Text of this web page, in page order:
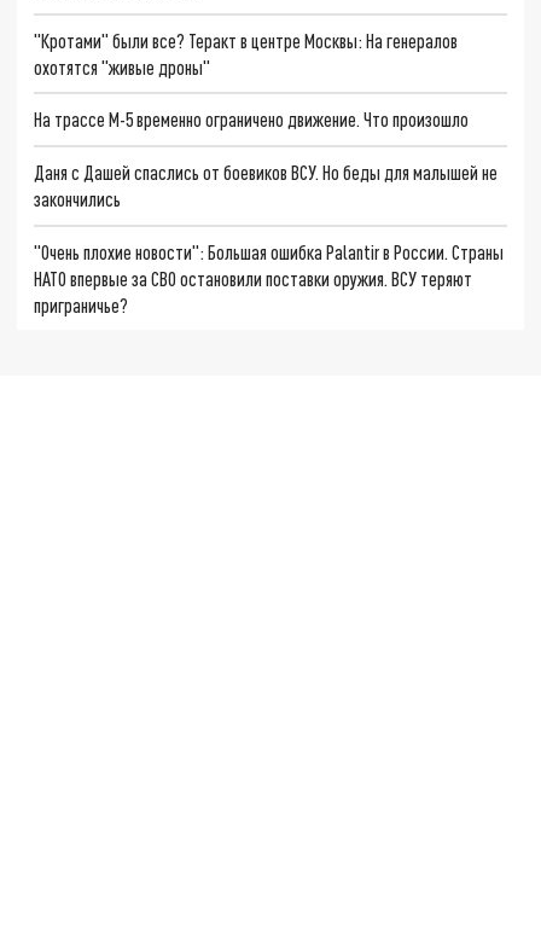
"Кротами" были все? Теракт в центре Москвы: На генералов
охотятся "живые дроны"
На трассе М-5 временно ограничено движение. Что произошло
Даня с Дашей спаслись от боевиков ВСУ. Но беды для малышей не
закончились
"Очень плохие новости": Большая ошибка Palantir в России. Страны
НАТО впервые за СВО остановили поставки оружия. ВСУ теряют
приграничье?